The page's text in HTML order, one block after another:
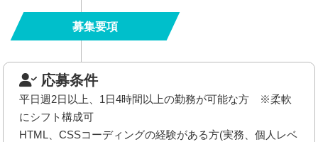
募集要項
応募条件
平日週2日以上、1日4時間以上の勤務が可能な方 ※柔軟
にシフト構成可
HTML、CSSコーディングの経験がある方(実務、個人レベ